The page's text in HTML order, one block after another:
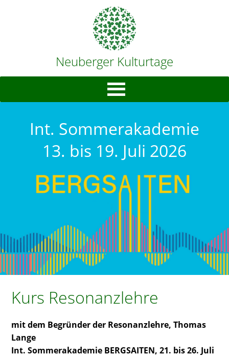
Neuberger Kulturtage
Int. Sommerakademie
13. bis 19. Juli 2026
Kurs Resonanzlehre
mit dem Begründer der Resonanzlehre, Thomas
Lange
Int. Sommerakademie BERGSAITEN, 21. bis 26. Juli